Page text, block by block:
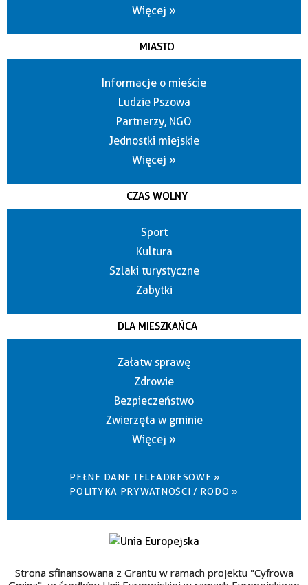
Więcej »
MIASTO
Informacje o mieście
Ludzie Pszowa
Partnerzy, NGO
Jednostki miejskie
Więcej »
CZAS WOLNY
Sport
Kultura
Szlaki turystyczne
Zabytki
DLA MIESZKAŃCA
Załatw sprawę
Zdrowie
Bezpieczeństwo
Zwierzęta w gminie
Więcej »
PEŁNE DANE TELEADRESOWE »
POLITYKA PRYWATNOŚCI / RODO »
Strona sfinansowana z Grantu w ramach projektu "Cyfrowa